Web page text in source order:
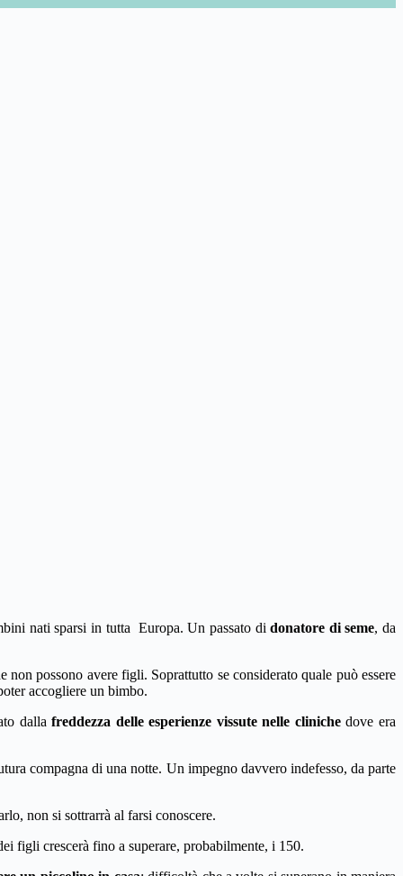
nati sparsi in tutta Europa. Un passato didonatore di seme, da
possono avere figli. Soprattutto se considerato quale può essere
accogliere un bimbo.
dallafreddezza delle esperienze vissute nelle clinichedove era
compagna di una notte. Un impegno davvero indefesso, da parte
non si sottrarrà al farsi conoscere.
figli crescerà fino a superare, probabilmente, i 150.